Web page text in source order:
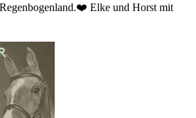
Elke und Horst mit